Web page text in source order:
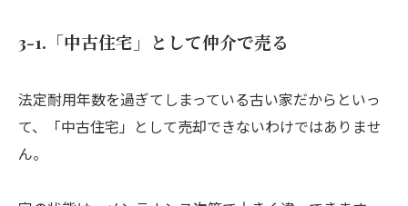
3-1.「中古住宅」として仲介で売る
法定耐用年数を過ぎてしまっている古い家だからといっ
て、「中古住宅」として売却できないわけではありませ
ん。